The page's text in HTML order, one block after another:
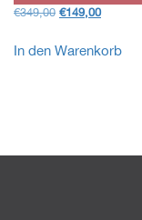
€349,00 Ursprünglicher
war:
€149,00Aktueller
ist:
In den Warenkorb